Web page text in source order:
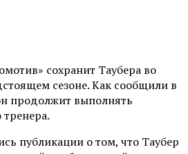
сохранит Таубера во
сезоне. Как сообщили в
продолжит выполнять
тренера.
публикации о том, что Таубер